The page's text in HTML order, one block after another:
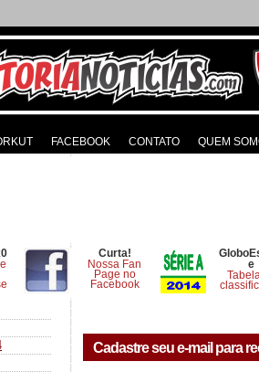
FACEBOOK CONTATO QUEM
Curta!
Nossa Fan
Page no
Facebook
e
Cadastre seu e-mail para